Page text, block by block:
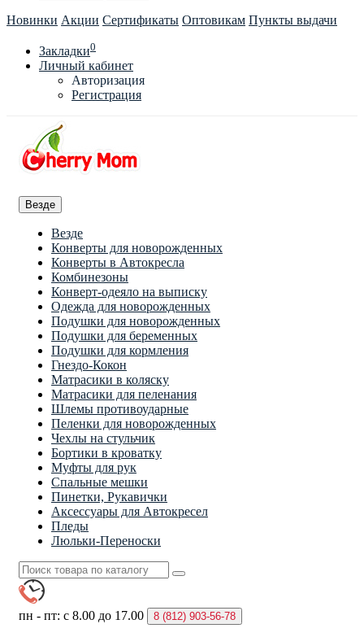
Новинки Акции Сертификаты Оптовикам Пункты выдачи
Закладки0
Личный кабинет
Авторизация
Регистрация
Везде
Везде
Конверты для новорожденных
Конверты в Автокресла
Комбинезоны
Конверт-одеяло на выписку
Одежда для новорожденных
Подушки для новорожденных
Подушки для беременных
Подушки для кормления
Гнездо-Кокон
Матрасики в коляску
Матрасики для пеленания
Шлемы противоударные
Пеленки для новорожденных
Чехлы на стульчик
Бортики в кроватку
Муфты для рук
Спальные мешки
Пинетки, Рукавички
Аксессуары для Автокресел
Пледы
Люльки-Переноски
пн - пт: с 8.00 до 17.00 8 (812) 903-56-78